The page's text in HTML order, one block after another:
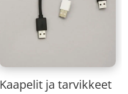
Kaapelit ja tarvikkeet